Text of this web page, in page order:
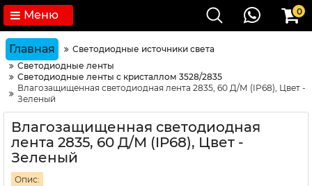
Меню 0
Главная
Светодиодные источники света
Светодиодные ленты
Светодиодные ленты с кристаллом 3528/2835
Влагозащищенная светодиодная лента 2835, 60 Д/М (IP68), Цвет -
Зеленый
Влагозащищенная светодиодная
лента 2835, 60 Д/М (IP68), Цвет -
Зеленый
Опис: